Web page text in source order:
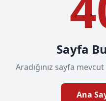
Sayfa
Aradığınız sayfa
Ana